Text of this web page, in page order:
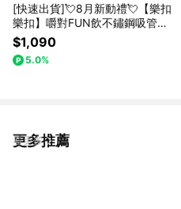
[快速出貨]💘8月新動禮💘【樂扣
樂扣】嚼對FUN飲不鏽鋼吸管杯
🧋(收禮者任選款)
$1,090
5.0%
更多推薦
看更多